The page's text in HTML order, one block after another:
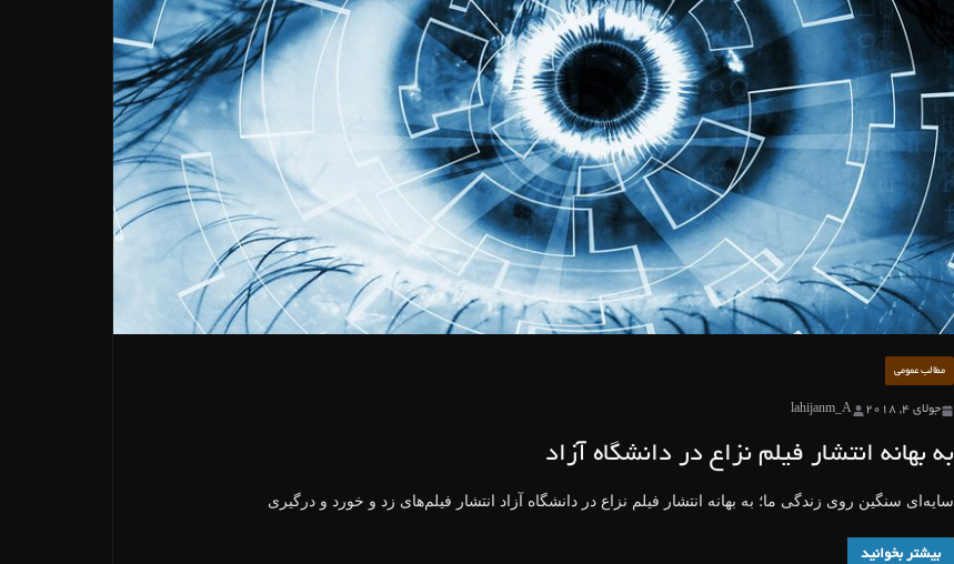
مطالب عمومی
جولای 4, 2018 lahijanm_A
به بهانه انتشار فیلم نزاع در دانشگاه آزاد
سایه‌ای سنگین روی زندگی ما؛ به بهانه انتشار فیلم نزاع در دانشگاه آزاد انتشار فیلم‌های زد و خورد و درگیری
بیشتر بخوانید